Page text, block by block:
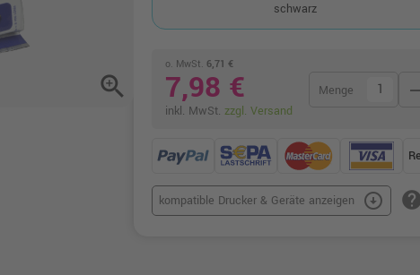
zoom_in
schwarz
o. MwSt. 6,71 €
7,98 €
inkl. MwSt. zzgl. Versand
Menge
kompatible Drucker & Geräte anzeigen arrow_circle_down